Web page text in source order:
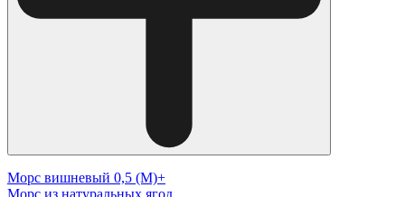
Морс вишневый 0,5 (М)+
Морс из натуральных ягод